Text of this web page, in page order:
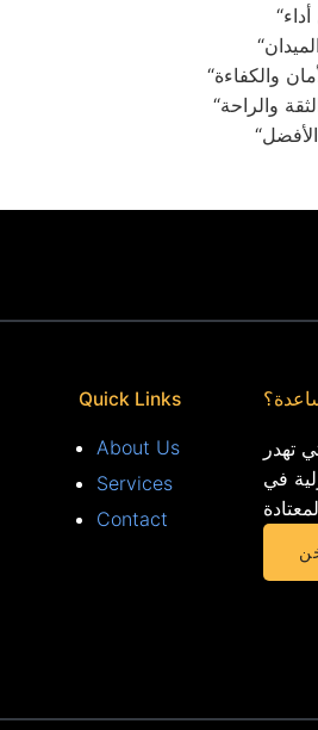
Quick Links
About Us
Services
Contact
تهدر
في